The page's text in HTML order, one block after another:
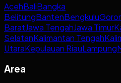
AcehBaliBangka
BelitungBantenBengkulu
BaratJawa TengahJawa Timur
SelatanKalimantan Tengah
UtaraKepulauan RiauLampung
Area